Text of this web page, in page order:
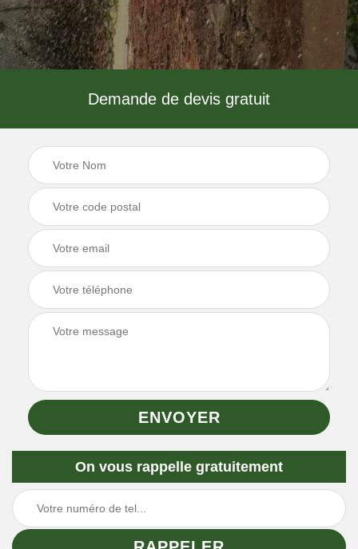
Demande de devis gratuit
On vous rappelle gratuitement